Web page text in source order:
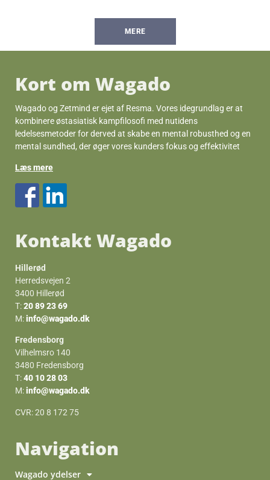
MERE
Kort om Wagado
Wagado og Zetmind er ejet af Resma. Vores idegrundlag er at
kombinere østasiatisk kampfilosofi med nutidens
ledelsesmetoder for derved at skabe en mental robusthed og en
mental sundhed, der øger vores kunders fokus og effektivitet
Læs mere
Kontakt Wagado
Hillerød
Herredsvejen 2
3400 Hillerød
T:20 89 23 69
M:info@wagado.dk
Fredensborg
Vilhelmsro 140
3480 Fredensborg
T:40 10 28 03
M:info@wagado.dk
CVR: 20 8 172 75
Navigation
Wagado ydelser